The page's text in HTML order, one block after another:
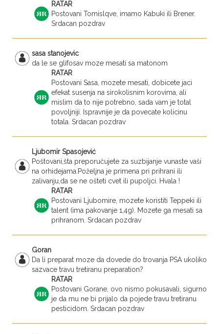
RATAR
Postovani Tomislqve, imamo Kabuki ili Brener.
Srdacan pozdrav
sasa stanojevic
da le se glifosav moze mesati sa matonom
RATAR
Postovani Sasa, mozete mesati, dobicete jaci
efekat susenja na sirokolisnim korovima, ali
mislim da to nije potrebno, sada vam je total
povoljniji. Ispravnije je da povecate kolicinu
totala. Srdacan pozdrav
Ljubomir Spasojević
Poštovani,šta preporučujete za suzbijanje vunaste vaši
na orhidejama.Poželjna je primena pri prihrani ili
zalivanju,da se ne ošteti cvet ili pupoljci. Hvala !
RATAR
Postovani Ljubomire, mozete koristiti Teppeki ili
talent (ima pakovanje 1,4g). Mozete ga mesati sa
prihranom. Srdacan pozdrav
Goran
Da li preparat moze da dovede do trovanja PSA ukoliko
sazvace travu tretiranu preparation?
RATAR
Postovani Gorane, ovo nismo pokusavali, sigurno
je da mu ne bi prijalo da pojede travu tretiranu
pesticidom. Srdacan pozdrav